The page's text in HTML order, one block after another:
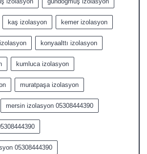
kaş izolasyon kemer izolasyon
konyaalttı izolasyon
kumluca izolasyon
muratpaşa izolasyon
mersin izolasyon 05308444390
05308444390